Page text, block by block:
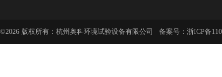
©2026 版权所有：杭州奥科环境试验设备有限公司 备案号： 浙ICP备